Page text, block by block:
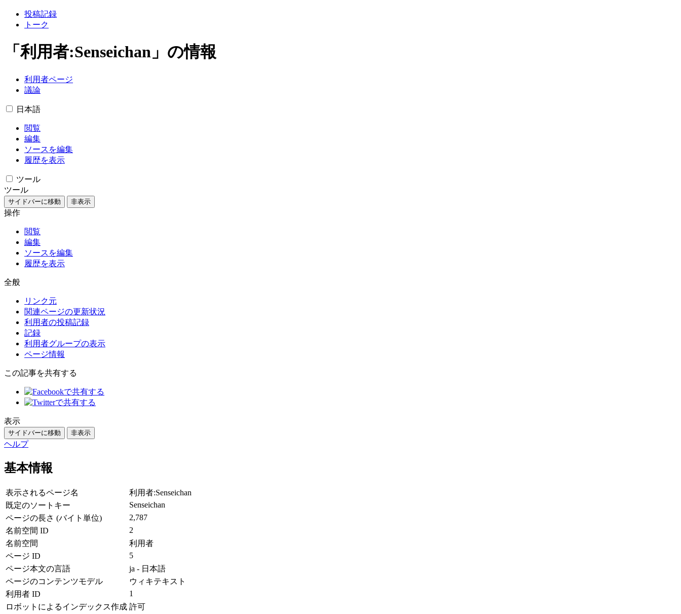
投稿記録
トーク
「利用者:Senseichan」の情報
利用者ページ
議論
日本語
閲覧
編集
ソースを編集
履歴を表示
ツール
ツール
サイドバーに移動 非表示
操作
閲覧
編集
ソースを編集
履歴を表示
全般
リンク元
関連ページの更新状況
利用者の投稿記録
記録
利用者グループの表示
ページ情報
この記事を共有する
表示
サイドバーに移動 非表示
ヘルプ
基本情報
表示されるページ名
利用者:Senseichan
既定のソートキー
Senseichan
ページの長さ (バイト単位)
2,787
名前空間 ID
2
名前空間
利用者
ページ ID
5
ページ本文の言語
ja - 日本語
ページのコンテンツモデル
ウィキテキスト
利用者 ID
1
ロボットによるインデックス作成 許可